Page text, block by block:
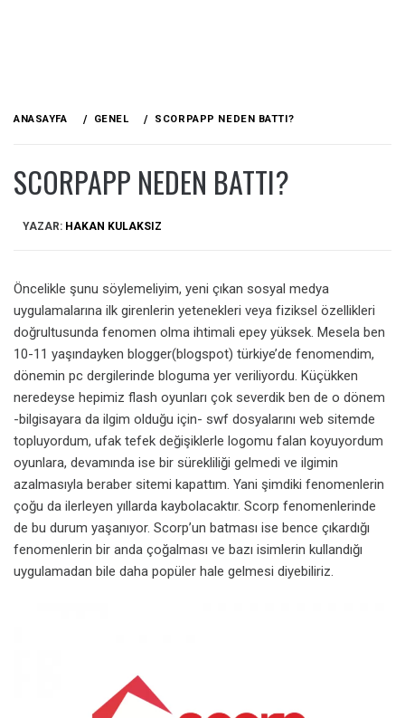
ANASAYFA GENEL SCORPAPP NEDEN BATTI?
SCORPAPP NEDEN BATTI?
YAZAR: HAKAN KULAKSIZ
Öncelikle şunu söylemeliyim, yeni çıkan sosyal medya
uygulamalarına ilk girenlerin yetenekleri veya fiziksel özellikleri
doğrultusunda fenomen olma ihtimali epey yüksek. Mesela ben
10-11 yaşındayken blogger(blogspot) türkiye’de fenomendim,
dönemin pc dergilerinde bloguma yer veriliyordu. Küçükken
neredeyse hepimiz flash oyunları çok severdik ben de o dönem
-bilgisayara da ilgim olduğu için- swf dosyalarını web sitemde
topluyordum, ufak tefek değişiklerle logomu falan koyuyordum
oyunlara, devamında ise bir sürekliliği gelmedi ve ilgimin
azalmasıyla beraber sitemi kapattım. Yani şimdiki fenomenlerin
çoğu da ilerleyen yıllarda kaybolacaktır. Scorp fenomenlerinde
de bu durum yaşanıyor. Scorp’un batması ise bence çıkardığı
fenomenlerin bir anda çoğalması ve bazı isimlerin kullandığı
uygulamadan bile daha popüler hale gelmesi diyebiliriz.